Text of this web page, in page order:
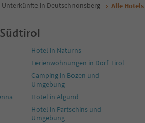
Unterkünfte in Deutschnonsberg Alle
Hotel in Naturns
Ferienwohnungen in Dorf Tirol
Camping in Bozen und
Umgebung
Hotel in Algund
Hotel in Partschins und
Umgebung